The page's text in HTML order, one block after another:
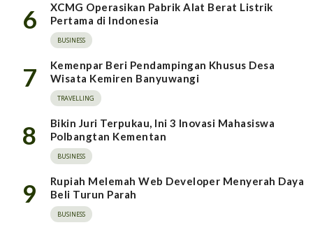
6
XCMG Operasikan Pabrik Alat Berat Listrik
Pertama di Indonesia
BUSINESS
7
Kemenpar Beri Pendampingan Khusus Desa
Wisata Kemiren Banyuwangi
TRAVELLING
8
Bikin Juri Terpukau, Ini 3 Inovasi Mahasiswa
Polbangtan Kementan
BUSINESS
9
Rupiah Melemah Web Developer Menyerah Daya
Beli Turun Parah
BUSINESS